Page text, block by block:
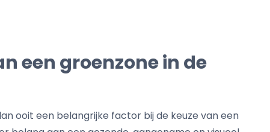
een groenzone in de
ooit een belangrijke factor bij de keuze van een